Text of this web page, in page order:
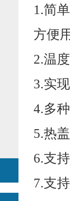
1.简
方便
2.温
3.实
4.多
5.热
6.支
7.支